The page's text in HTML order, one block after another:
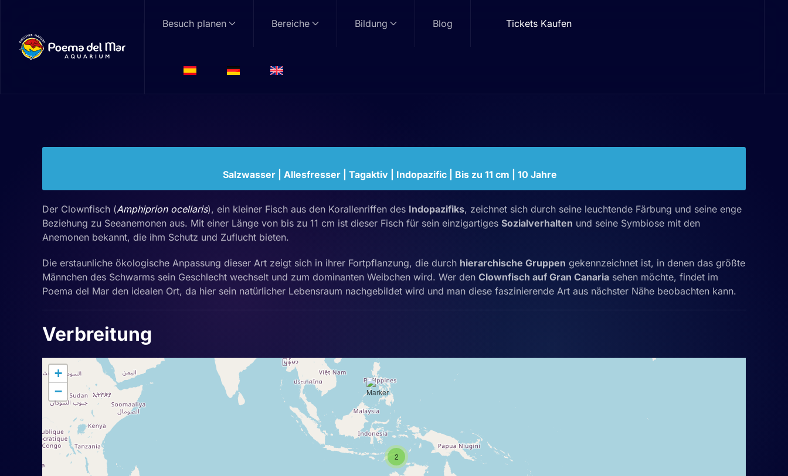
Besuch planen Bereiche Bildung Blog Tickets Kaufen
Clownfisch
Salzwasser | Allesfresser | Tagaktiv | Indopazific | Bis zu 11 cm | 10 Jahre
Der Clownfisch (Amphiprion ocellaris), ein kleiner Fisch aus den Korallenriffen des Indopazifiks, zeichnet sich durch seine leuchtende Färbung und seine enge
Beziehung zu Seeanemonen aus. Mit einer Länge von bis zu 11 cm ist dieser Fisch für sein einzigartiges Sozialverhalten und seine Symbiose mit den
Anemonen bekannt, die ihm Schutz und Zuflucht bieten.
Die erstaunliche ökologische Anpassung dieser Art zeigt sich in ihrer Fortpflanzung, die durch hierarchische Gruppen gekennzeichnet ist, in denen das größte
Männchen des Schwarms sein Geschlecht wechselt und zum dominanten Weibchen wird. Wer den Clownfisch auf Gran Canaria sehen möchte, findet im
Poema del Mar den idealen Ort, da hier sein natürlicher Lebensraum nachgebildet wird und man diese faszinierende Art aus nächster Nähe beobachten kann.
Verbreitung
2
+
−